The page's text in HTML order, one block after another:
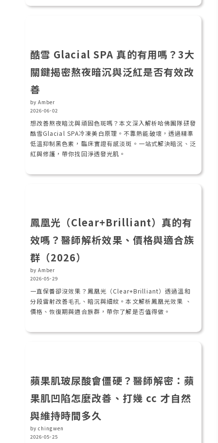
酷雪 Glacial SPA 真的有用嗎？3大
關鍵揭密熬夜暗沉與泛紅是否有效改
善
by Amber
2026-06-02
想改善熬夜暗沈與頑固色斑嗎？本文深入解析哈佛團隊研發
酷雪Glacial SPA冷凍美白原理。不靠熱能破壞，透過精準
低溫抑制黑色素，臨床實證有感淡斑。一站式解決暗沉、泛
紅與修護，帶你找回淨透發光肌。
鳳凰光（Clear+Brilliant）真的有
效嗎？醫師解析效果、價格與適合族
群（2026）
by Amber
2026-05-29
一直保養卻沒效果？鳳凰光（Clear+Brilliant）透過溫和
分段雷射改善毛孔、暗沉與細紋。本文解析鳳凰光效果 、
價格、恢復期與適合族群，帶你了解是否值得做。
蘋果肌玻尿酸會僵硬？醫師解密：蘋
果肌凹陷怎麼改善、打幾 cc 才自然
與維持時間多久
by chingwen
2026-05-25